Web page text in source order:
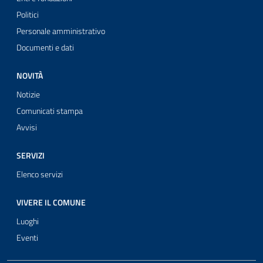
Politici
Personale amministrativo
Documenti e dati
NOVITÀ
Notizie
Comunicati stampa
Avvisi
SERVIZI
Elenco servizi
VIVERE IL COMUNE
Luoghi
Eventi